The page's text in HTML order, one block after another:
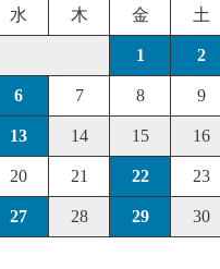
水 木 金 土
1 2
6 7 8 9
13 14 15 16
20 21 22 23
27 28 29 30